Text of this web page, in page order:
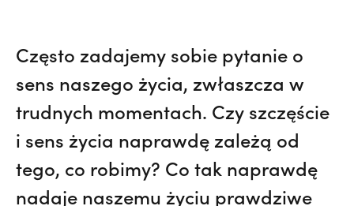
Często zadajemy sobie pytanie o
sens naszego życia, zwłaszcza w
trudnych momentach. Czy szczęście
i sens życia naprawdę zależą od
tego, co robimy? Co tak naprawdę
nadaje naszemu życiu prawdziwe